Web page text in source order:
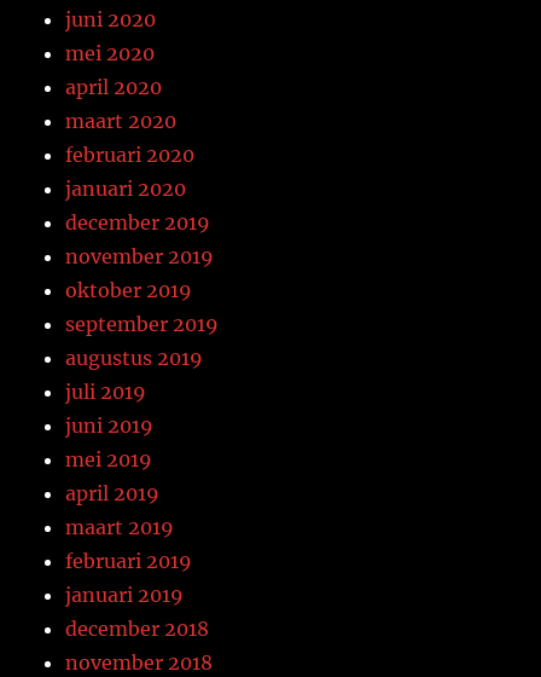
juni 2020
mei 2020
april 2020
maart 2020
februari 2020
januari 2020
december 2019
november 2019
oktober 2019
september 2019
augustus 2019
juli 2019
juni 2019
mei 2019
april 2019
maart 2019
februari 2019
januari 2019
december 2018
november 2018